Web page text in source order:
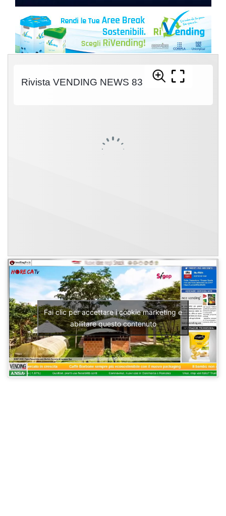
Fai clic per accettare i cookie marketing e
abilitare questo contenuto